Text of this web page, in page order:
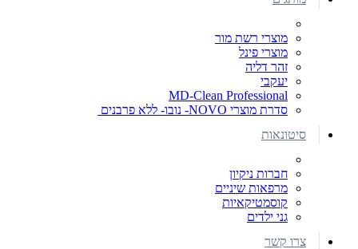
מוצרי רשת מור
מוצרי פינל
זהר דליה
יעקבי
MD-Clean Professional
סדרת מוצרי NOVO- נובו- ללא פרבנים
סיטונאות
חברות ניקיון
מרפאות שיניים
קוסמטיקאיות
גני ילדים
צרו קשר